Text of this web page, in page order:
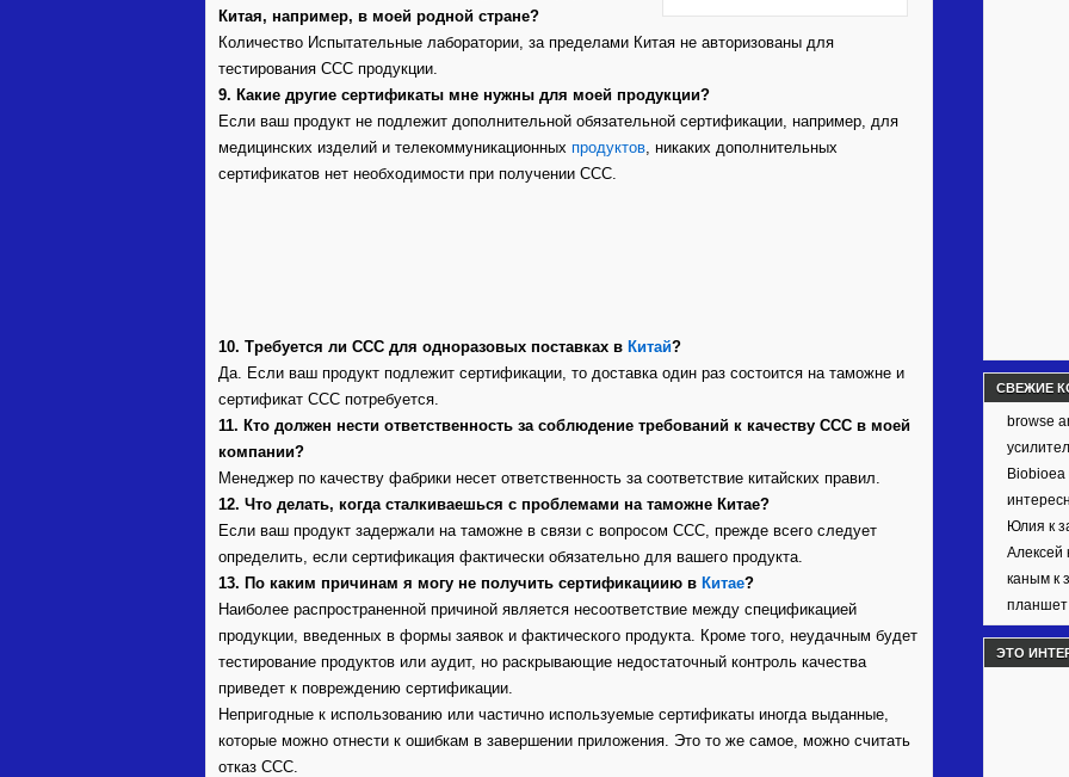
Китая, например, в моей родной стране?
Количество Испытательные лаборатории, за пределами Китая не авторизованы для
тестирования CCC продукции.
9. Какие другие сертификаты мне нужны для моей продукции?
Если ваш продукт не подлежит дополнительной обязательной сертификации, например, для
медицинских изделий и телекоммуникационных продуктов, никаких дополнительных
сертификатов нет необходимости при получении CCC.
10. Требуется ли CCC для одноразовых поставках в Китай?
Да. Если ваш продукт подлежит сертификации, то доставка один раз состоится на таможне и
сертификат CCC потребуется.
11. Кто должен нести ответственность за соблюдение требований к качеству CCC в моей
компании?
Менеджер по качеству фабрики несет ответственность за соответствие китайских правил.
12. Что делать, когда сталкиваешься с проблемами на таможне Китае?
Если ваш продукт задержали на таможне в связи с вопросом CCC, прежде всего следует
определить, если сертификация фактически обязательно для вашего продукта.
13. По каким причинам я могу не получить сертификациию в Китае?
Наиболее распространенной причиной является несоответствие между спецификацией
продукции, введенных в формы заявок и фактического продукта. Кроме того, неудачным будет
тестирование продуктов или аудит, но раскрывающие недостаточный контроль качества
приведет к повреждению сертификации.
Непригодные к использованию или частично используемые сертификаты иногда выданные,
которые можно отнести к ошибкам в завершении приложения. Это то же самое, можно считать
отказ CCC.
СВЕЖИЕ
browse
Biobioea
Юлия к
Алексей
каным к
планшет
ЭТО